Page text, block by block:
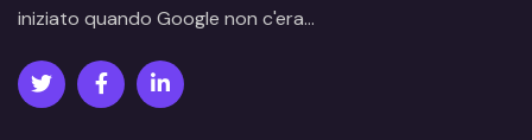
iniziato quando Google non c'era...